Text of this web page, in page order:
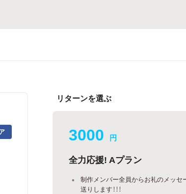
リターンを選ぶ
3000 円
全力応援! Aプラン
制作メンバー全員からお礼のメッセ
送りします！！！